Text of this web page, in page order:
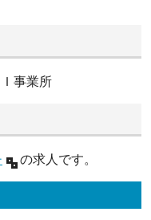
事業所
の求人です。